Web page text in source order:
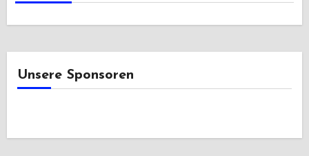
Unsere Sponsoren